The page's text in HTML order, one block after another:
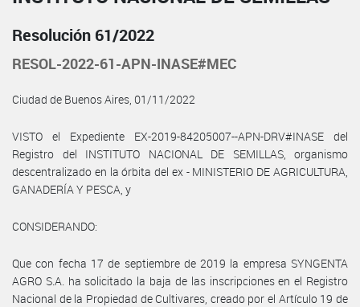
Resolución 61/2022
RESOL-2022-61-APN-INASE#MEC
Ciudad de Buenos Aires, 01/11/2022
VISTO el Expediente EX-2019-84205007--APN-DRV#INASE del
Registro del INSTITUTO NACIONAL DE SEMILLAS, organismo
descentralizado en la órbita del ex - MINISTERIO DE AGRICULTURA,
GANADERÍA Y PESCA, y
CONSIDERANDO:
Que con fecha 17 de septiembre de 2019 la empresa SYNGENTA
AGRO S.A. ha solicitado la baja de las inscripciones en el Registro
Nacional de la Propiedad de Cultivares, creado por el Artículo 19 de